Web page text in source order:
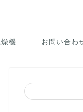
機 お問い合わ